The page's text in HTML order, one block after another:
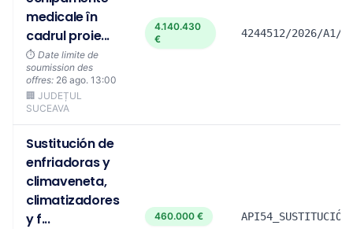
medicale în
cadrul proie...
⏱️ Date limite de
soumission des
offres: 26 ago. 13:00
🏢 JUDEȚUL
SUCEAVA
4.140.430
€
4244512/2026/A1/
Sustitución de
enfriadoras y
climaveneta,
climatizadores
y f...
460.000 €